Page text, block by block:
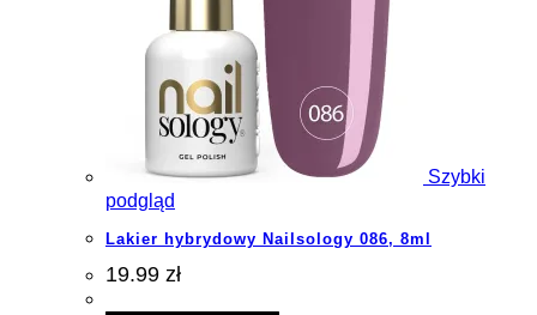
Szybki
podgląd
Lakier hybrydowy Nailsology 086, 8ml
19.99 zł